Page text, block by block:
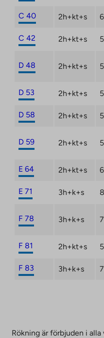
C 40 2h+kt+s
C 42 2h+kt+s
D 48 2h+kt+s
D 53 2h+kt+s
D 58 2h+kt+s
D 59 2h+kt+s
E 64 2h+kt+s
E 71 3h+k+s
F 78 3h+k+s
F 81 2h+kt+s
F 83 3h+k+s
Rökning är förbjuden i